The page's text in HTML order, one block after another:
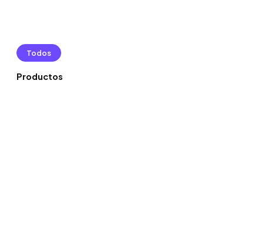
Todos
Productos